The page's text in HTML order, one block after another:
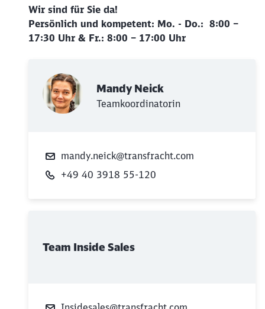
Wir sind für Sie da!
Persönlich und kompetent: Mo. - Do.: 8:00 –
17:30 Uhr & Fr.: 8:00 – 17:00 Uhr
Mandy Neick
Teamkoordinatorin
mandy.neick@transfracht.com
+49 40 3918 55-120
Team Inside Sales
Möchten Sie zu
Abbrechen Weiter